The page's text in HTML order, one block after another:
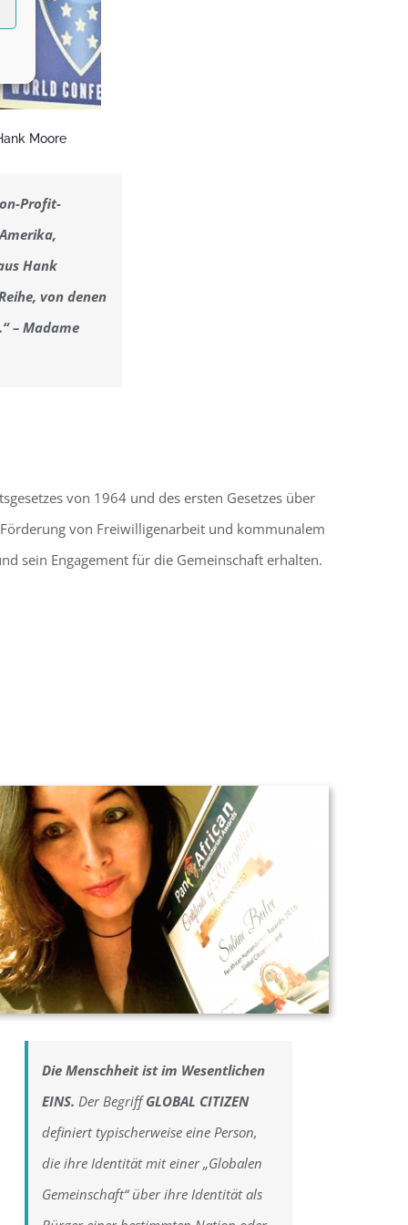
Moore
Profit-
Hank
von denen
– Madame
von 1964 und des ersten Gesetzes über
von Freiwilligenarbeit und kommunalem
sein Engagement für die Gemeinschaft erhalten.
Die Menschheit ist im Wesentlichen
EINS. Der BegriffGLOBAL CITIZEN
definiert typischerweise eine Person,
die ihre Identität mit einer„Globalen
Gemeinschaft“über ihre Identität als